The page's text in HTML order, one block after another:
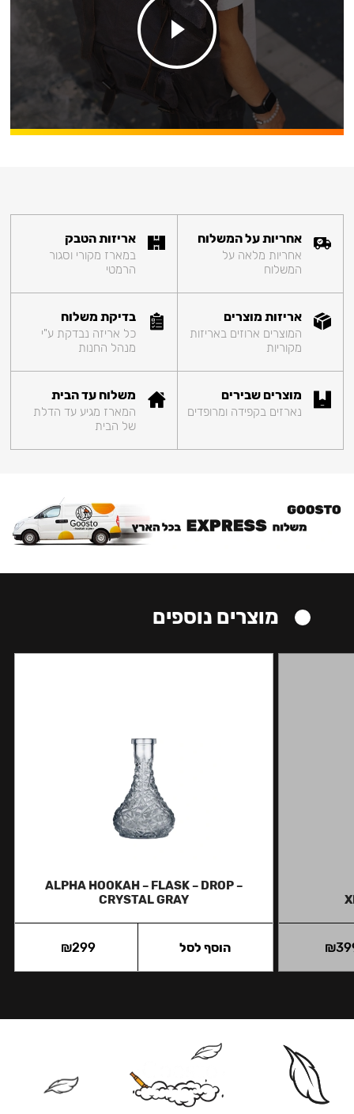
אחריות על המשלוח
אחריות מלאה על
המשלוח
אריזות הטבק
במארז מקורי וסגור
הרמטי
אריזות מוצרים
המוצרים ארוזים באריזות
מקוריות
בדיקת משלוח
כל אריזה נבדקת ע"י
מנהל החנות
מוצרים שבירים
נארזים בקפידה ומרופדים
משלוח עד הבית
המארז מגיע עד הדלת
של הבית
מוצרים נוספים
₪
ALPHA HOOKAH – FLASK – DROP –
CRYSTAL GRAY
₪299 הוסף לסל